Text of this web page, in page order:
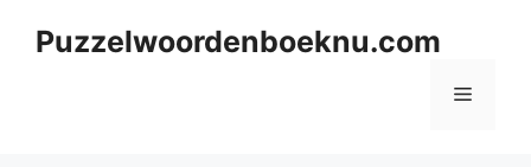
Puzzelwoordenboeknu.com
Menu